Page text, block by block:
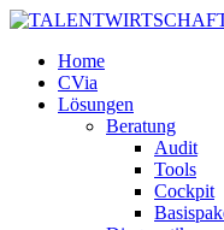
Home
CVia
Lösungen
Beratung
Audit
Tools
Cockpit